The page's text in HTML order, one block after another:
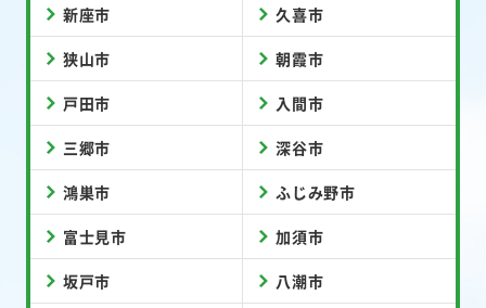
新座市 久喜市
狭山市 朝霞市
戸田市 入間市
三郷市 深谷市
鴻巣市 ふじみ野市
富士見市 加須市
坂戸市 八潮市